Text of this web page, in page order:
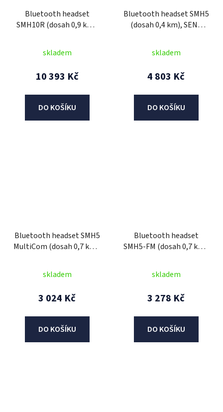
Bluetooth headset
SMH10R (dosah 0,9 km),
skladem
10 393 Kč
DO KOŠÍKU
Bluetooth headset SMH5
(dosah 0,4 km), SENA
skladem
4 803 Kč
DO KOŠÍKU
Bluetooth headset SMH5
MultiCom (dosah 0,7 km),
skladem
3 024 Kč
DO KOŠÍKU
Bluetooth headset
SMH5-FM (dosah 0,7 km),
skladem
3 278 Kč
DO KOŠÍKU